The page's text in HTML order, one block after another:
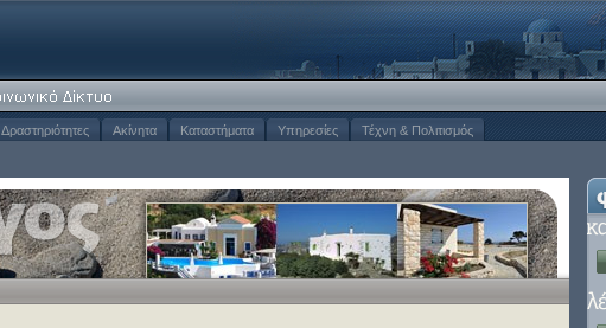
Δραστηριότητες Ακίνητα Καταστήματα Υπηρεσίες Τέχνη & Πολιτισμός